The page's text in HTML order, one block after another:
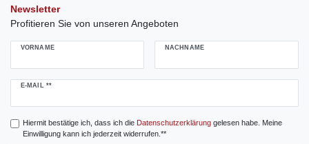
Newsletter
Profitieren Sie von unseren Angeboten
VORNAME NACHNAME
E-MAIL **
Newsletter
Hiermit bestätige ich, dass ich die Daten­schutz­erklärunggelesen habe. Meine
Einwilligung kann ich jederzeit widerrufen.**